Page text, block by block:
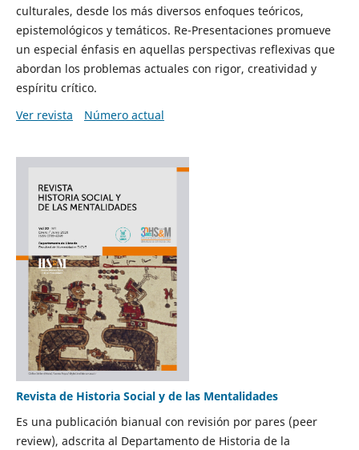
culturales, desde los más diversos enfoques teóricos,
epistemológicos y temáticos. Re-Presentaciones promueve
un especial énfasis en aquellas perspectivas reflexivas que
abordan los problemas actuales con rigor, creatividad y
espíritu crítico.
Ver revista
Número actual
Revista de Historia Social y de las Mentalidades
Es una publicación bianual con revisión por pares (peer
review), adscrita al Departamento de Historia de la